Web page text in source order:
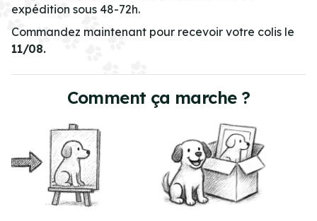
expédition sous 48-72h.
Commandez maintenant pour recevoir votre colis le
11/08.
Comment ça marche ?